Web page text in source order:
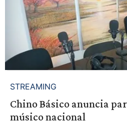
STREAMING
Chino Básico anuncia
músico nacional